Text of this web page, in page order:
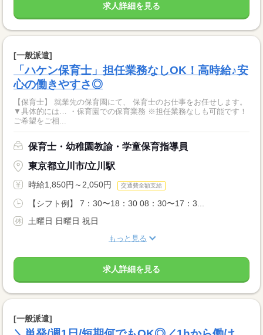
求人詳細を見る
[一般派遣]
「ハケン保育士」担任業務なしOK！高時給♪安
心の働きやすさ◎
【保育士】 就業先の保育園にて、 保育士のお仕事をお任せします。
▼具体的には… ・保育園での保育業務 ※担任業務なしも可能です！
ご希望をご相...
保育士・幼稚園教諭・学童保育指導員
東京都立川市/立川駅
時給1,850円～2,050円 交通費全額支給
【シフト例】 7：30〜18：30 08：30〜17：3...
土曜日 日曜日 祝日
もっと見る
求人詳細を見る
[一般派遣]